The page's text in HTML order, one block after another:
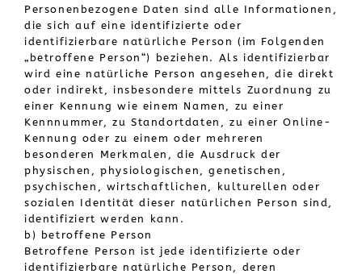
Personenbezogene Daten sind alle Informationen,
die sich auf eine identifizierte oder
identifizierbare natürliche Person (im Folgenden
„betroffene Person“) beziehen. Als identifizierbar
wird eine natürliche Person angesehen, die direkt
oder indirekt, insbesondere mittels Zuordnung zu
einer Kennung wie einem Namen, zu einer
Kennnummer, zu Standortdaten, zu einer Online-
Kennung oder zu einem oder mehreren
besonderen Merkmalen, die Ausdruck der
physischen, physiologischen, genetischen,
psychischen, wirtschaftlichen, kulturellen oder
sozialen Identität dieser natürlichen Person sind,
identifiziert werden kann.
b) betroffene Person
Betroffene Person ist jede identifizierte oder
identifizierbare natürliche Person, deren